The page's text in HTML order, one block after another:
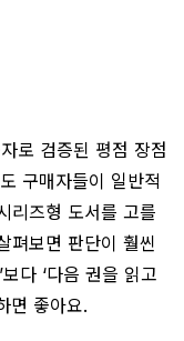
로 검증된 평점 장점
구매자들이 일반적
리즈형 도서를 고를
펴보면 판단이 훨씬
다 ‘다음 권을 읽고
면 좋아요.